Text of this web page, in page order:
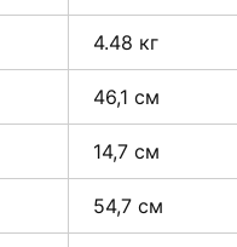
4.48 кг
46,1 см
14,7 см
54,7 см